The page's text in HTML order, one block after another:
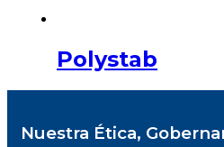
Polystab
Nuestra Ética,